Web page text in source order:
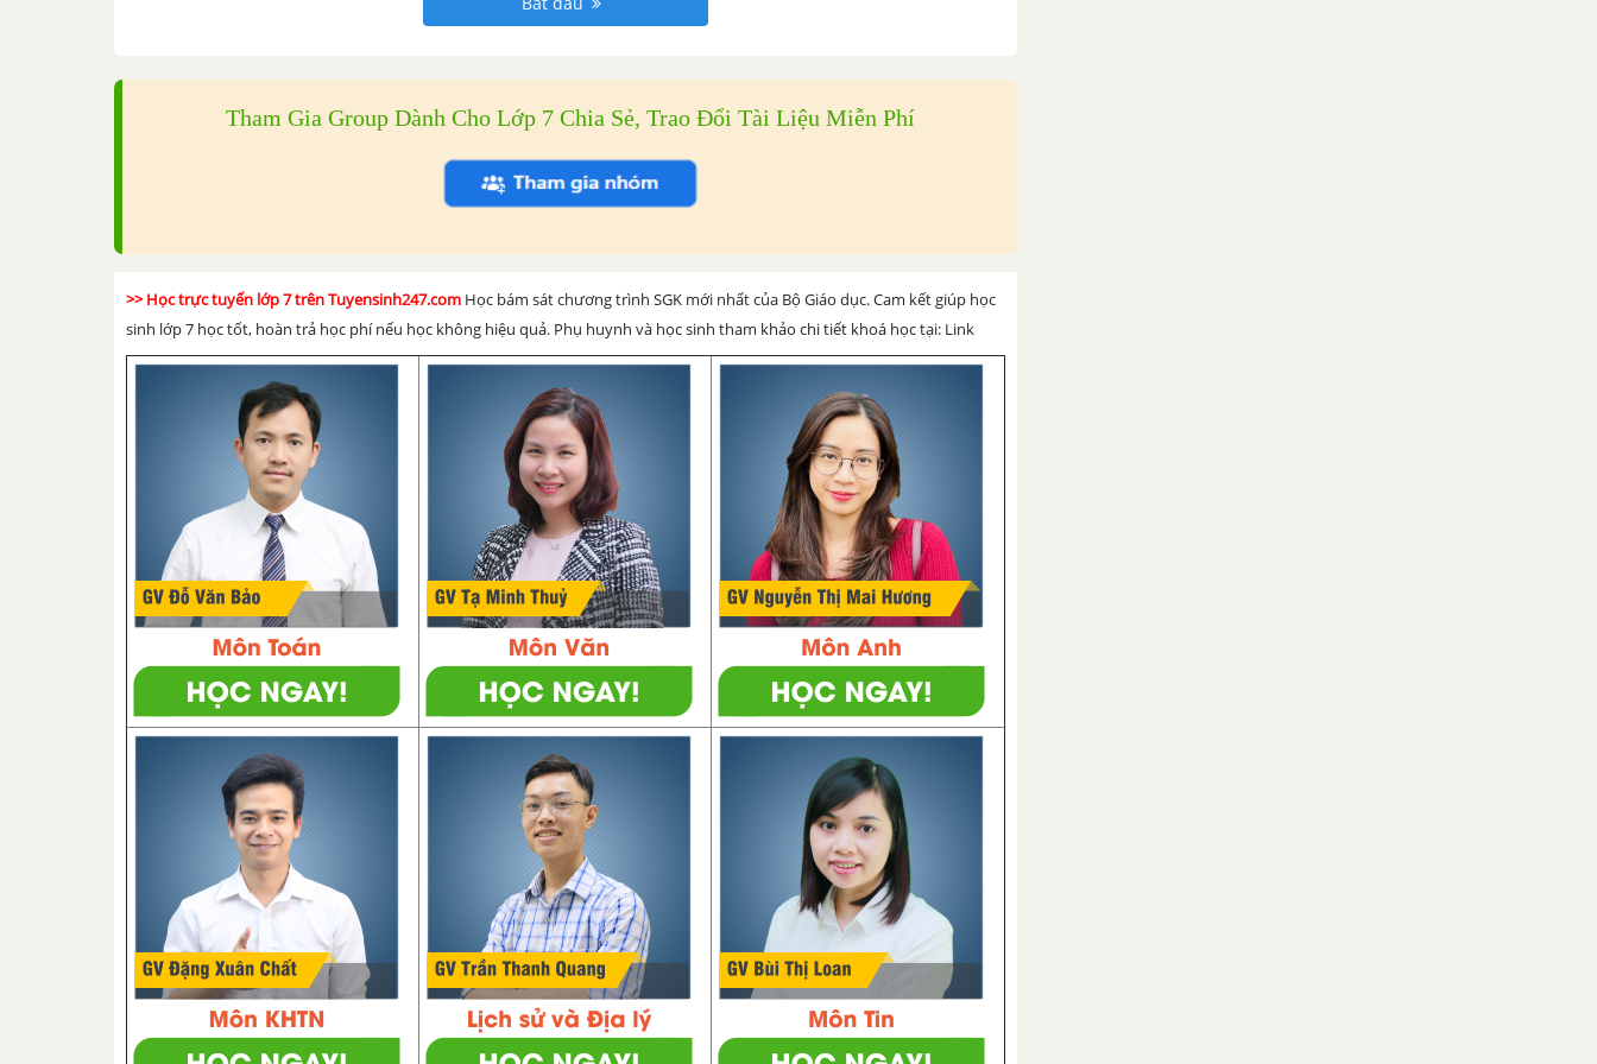
Tham Gia Group Dành Cho Lớp 7 Chia Sẻ, Trao Đổi Tài Liệu Miễn Phí
>> Học trực tuyến lớp 7 trên Tuyensinh247.com Học bám sát chương trình SGK mới nhất của Bộ Giáo dục. Cam kết giúp học
sinh lớp 7 học tốt, hoàn trả học phí nếu học không hiệu quả. Phụ huynh và học sinh tham khảo chi tiết khoá học tại: Link